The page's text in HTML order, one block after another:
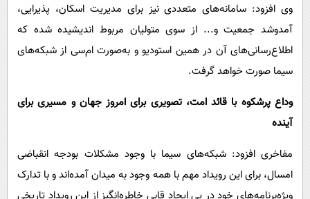
وی افزود: سامانه‌های متعددی نیز برای مدیریت اسکان، پذیرایی،
آمدوشد جمعیت و... از سوی متولیان مربوط اندیشیده شده که
اطلاع‌رسانی‌های آن در همین استودیو و به‌صورت ام‌سی از شبکه‌های
سیما صورت خواهد گرفت.
وداع پرشکوه با قائد امت، تصویری برای امروز جهان و مسیری برای
آینده
مفاخری افزود: شبکه‌های سیما با وجود مشکلات بودجه انقباضی
امسال، برای این رویداد مهم با همه وجود به میدان آمده‌اند و با تدارک
ویژه‌برنامه‌های خود در پی ایجاد قابی خاطره‌انگیز از این رویداد تاریخی